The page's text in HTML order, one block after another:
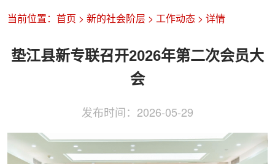
侨务工作 区县动态 统战历史文化
当前位置： 首页 > 新的社会阶层 > 工作动态 > 详情
垫江县新专联召开2026年第二次会员大
会
发布时间： 2026-05-29